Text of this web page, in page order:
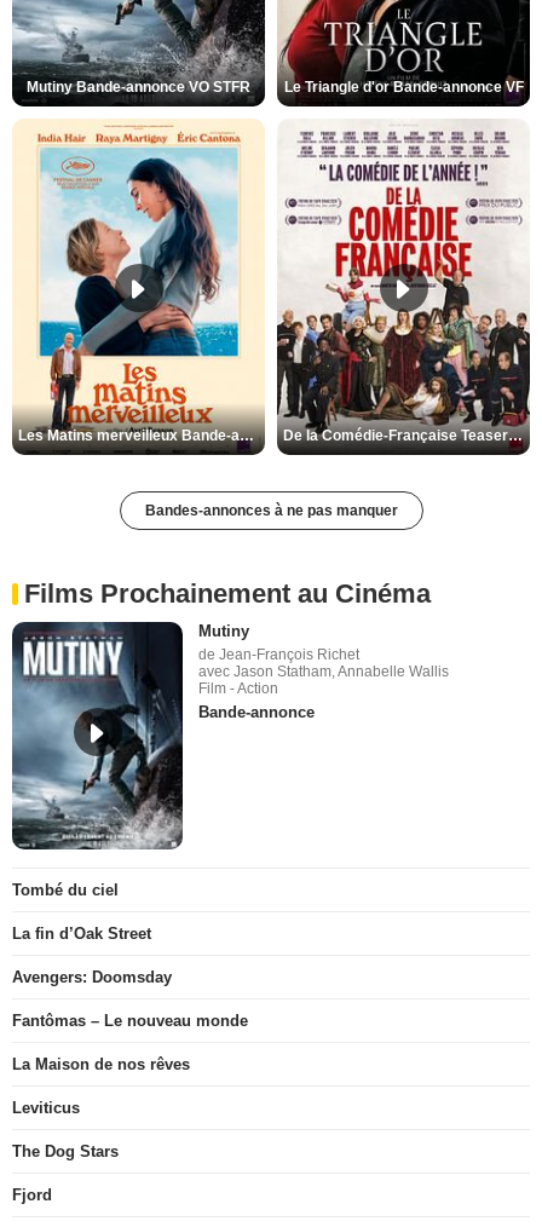
Mutiny Bande-annonce VO STFR Le Triangle d'or Bande-annonce VF
Les Matins merveilleux Bande-annonce VF De la Comédie-Française Teaser VF
Bandes-annonces à ne pas manquer
Films Prochainement au Cinéma
Mutiny
de Jean-François Richet
avec Jason Statham, Annabelle Wallis
Film - Action
Bande-annonce
Tombé du ciel
La fin d’Oak Street
Avengers: Doomsday
Fantômas – Le nouveau monde
La Maison de nos rêves
Leviticus
The Dog Stars
Fjord